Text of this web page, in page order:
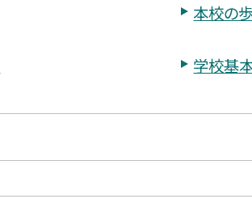
本校の
学校基